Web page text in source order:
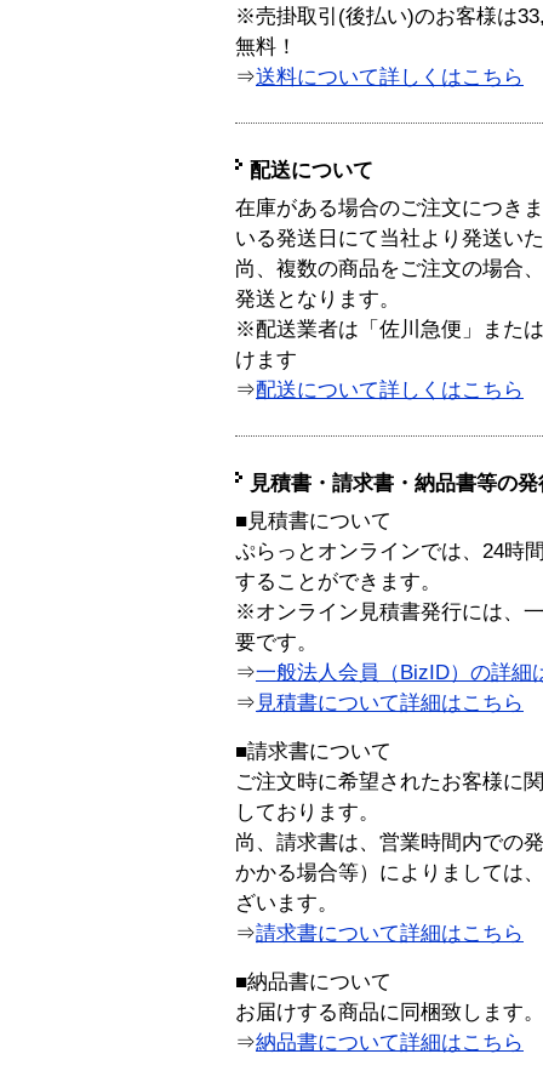
※売掛取引(後払い)のお客様は
無料！
⇒送料について詳しくはこちら
配送について
在庫がある場合のご注文につき
いる発送日にて当社より発送い
尚、複数の商品をご注文の場合
発送となります。
※配送業者は「佐川急便」また
けます
⇒配送について詳しくはこちら
見積書・請求書・納品書等の
■見積書について
ぷらっとオンラインでは、24時
することができます。
※オンライン見積書発行には、
要です。
⇒一般法人会員（BizID）の詳細
⇒ 見積書について詳細はこちら
■請求書について
ご注文時に希望されたお客様に
しております。
尚、請求書は、営業時間内での
かかる場合等）によりましては
ざいます。
⇒請求書について詳細はこちら
■納品書について
お届けする商品に同梱致します。
⇒納品書について詳細はこちら